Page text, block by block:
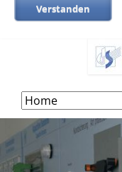
Verstanden
navigation